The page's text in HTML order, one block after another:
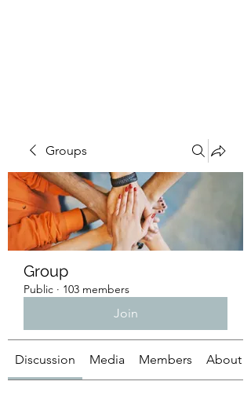
Groups
Group
Public · 103 members
Join
Discussion Media Members About